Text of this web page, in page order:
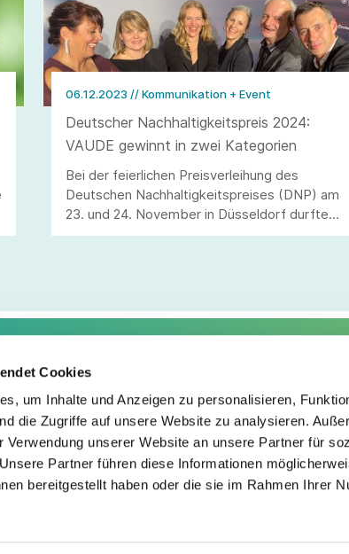
Cookies
um Inhalte und Anzeigen zu personalisieren,
die Zugriffe auf unsere Website zu analysieren.
Verwendung unserer Website an unsere Partner für
Partner führen diese Informationen
bereitgestellt haben oder die sie im Rahmen Ihrer
06.12.2023 // Kommunikation + Event
Deutscher Nachhaltigkeitspreis 2024:
VAUDE gewinnt in zwei Kategorien
Bei der feierlichen Preisverleihung des
Deutschen Nachhaltigkeitspreises (DNP) am
23. und 24. November in Düsseldorf durfte
VAUDE gleich zwei der begehrten silbernen
Service
Impressum
Datenschutz
Teilnahmebedingungen
Mitglied werden